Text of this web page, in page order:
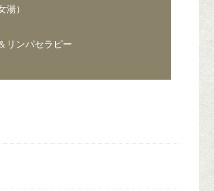
）
リンパセラピー